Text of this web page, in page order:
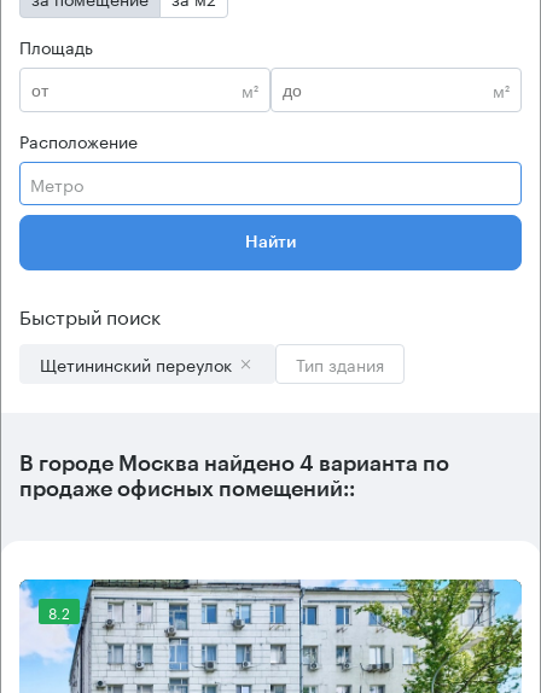
Площадь
м²
м²
Расположение
Метро
Найти
Быстрый поиск
Щетининский переулок Тип здания
В городе Москва найдено 4 варианта по
продаже офисных помещений::
8.2